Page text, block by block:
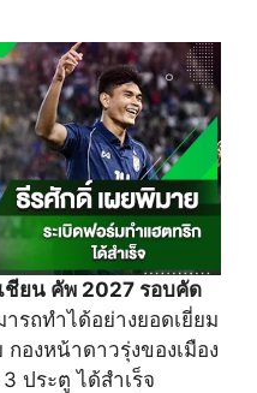
ชียน คัพ 2027 รอบคัด
รถทำได้อย่างยอดเยี่ยม
องหน้าดาวรุ่งของเมือง
ประตู ได้สำเร็จ